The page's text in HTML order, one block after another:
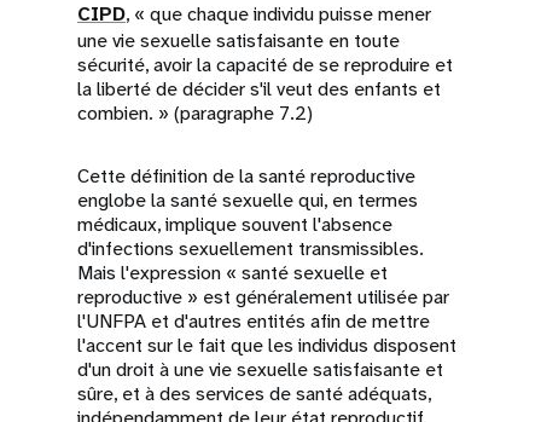
CIPD, « que chaque individu puisse mener
une vie sexuelle satisfaisante en toute
sécurité, avoir la capacité de se reproduire et
la liberté de décider s'il veut des enfants et
combien. » (paragraphe 7.2)
Cette définition de la santé reproductive
englobe la santé sexuelle qui, en termes
médicaux, implique souvent l'absence
d'infections sexuellement transmissibles.
Mais l'expression « santé sexuelle et
reproductive » est généralement utilisée par
l'UNFPA et d'autres entités afin de mettre
l'accent sur le fait que les individus disposent
d'un droit à une vie sexuelle satisfaisante et
sûre, et à des services de santé adéquats,